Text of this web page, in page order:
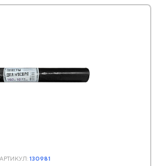
АРТИКУЛ:130981